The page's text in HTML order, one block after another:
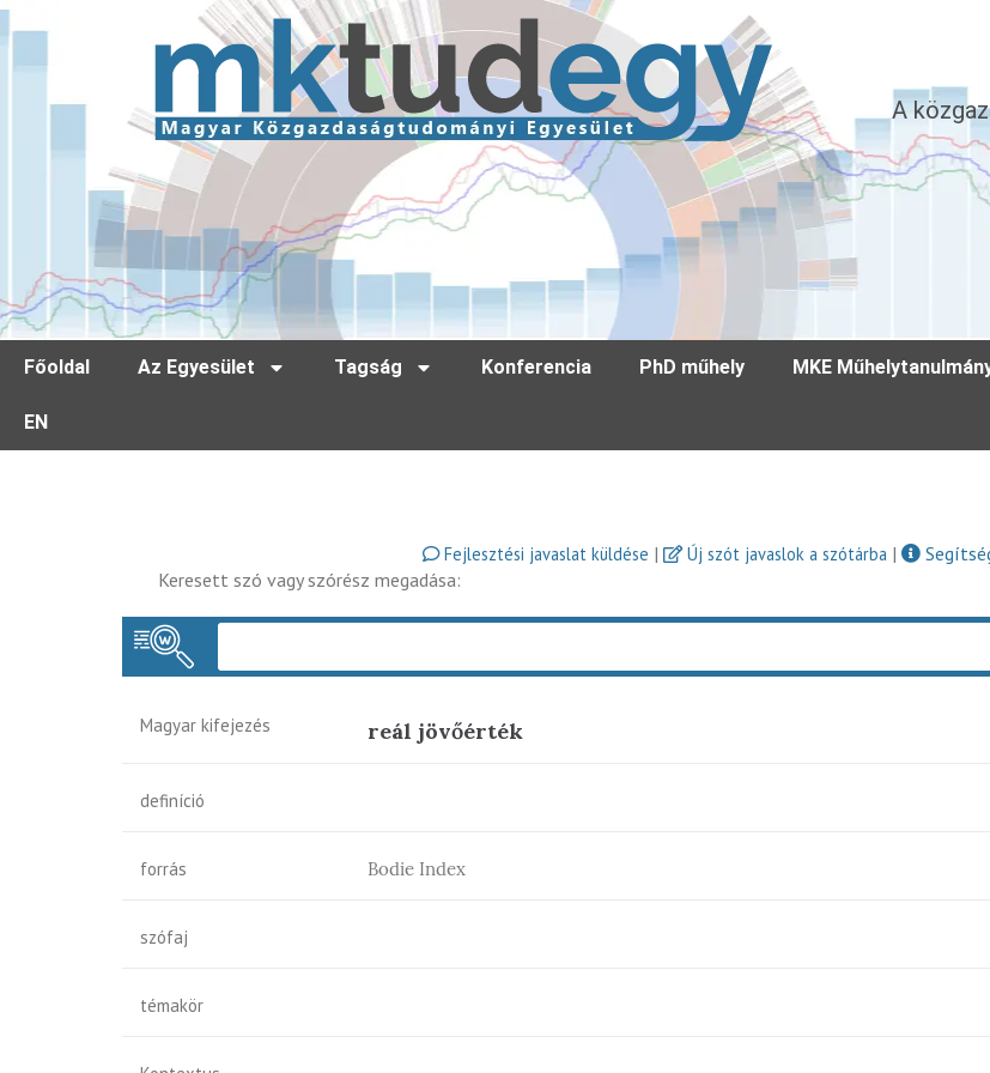
A
Főoldal Az Egyesület Tagság Konferencia PhD műhely MKE
EN
Fejlesztési javaslat küldése | Új szót javaslok a szótárba |
Keresett szó vagy szórész megadása:
Magyar kifejezés reál jövőérték
definíció
forrás Bodie Index
szófaj
témakör